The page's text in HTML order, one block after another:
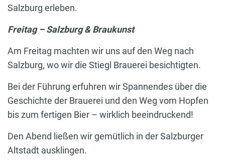
Salzburg erleben.
Freitag – Salzburg & Braukunst
Am Freitag machten wir uns auf den Weg nach
Salzburg, wo wir die Stiegl Brauerei besichtigten.
Bei der Führung erfuhren wir Spannendes über die
Geschichte der Brauerei und den Weg vom Hopfen
bis zum fertigen Bier – wirklich beeindruckend!
Den Abend ließen wir gemütlich in der Salzburger
Altstadt ausklingen.